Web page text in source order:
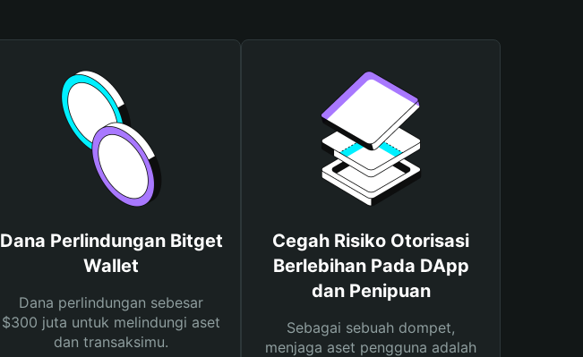
Dana Perlindungan Bitget
Wallet
Dana perlindungan sebesar
$300 juta untuk melindungi aset
dan transaksimu.
Cegah Risiko Otorisasi
Berlebihan Pada DApp
dan Penipuan
Sebagai sebuah dompet,
menjaga aset pengguna adalah